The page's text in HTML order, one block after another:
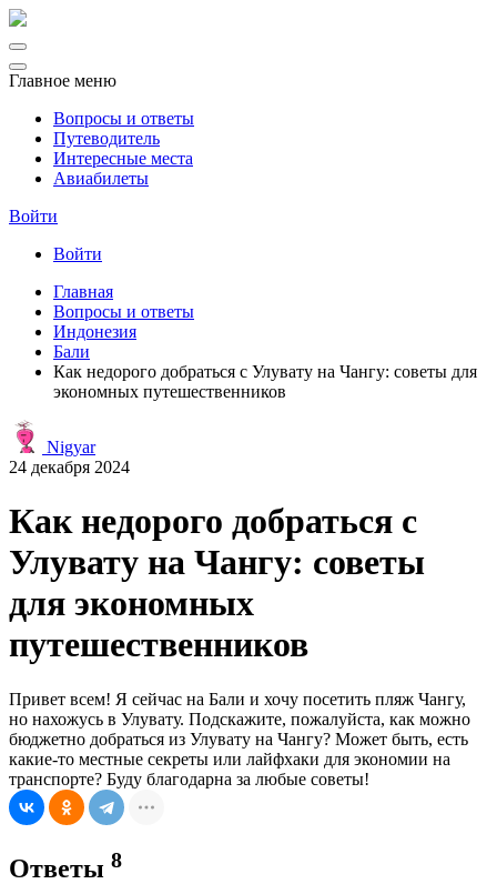
Главное меню
Вопросы и ответы
Путеводитель
Интересные места
Авиабилеты
Войти
Войти
Главная
Вопросы и ответы
Индонезия
Бали
Как недорого добраться с Улувату на Чангу: советы для
экономных путешественников
Nigyar
24 декабря 2024
Как недорого добраться с
Улувату на Чангу: советы
для экономных
путешественников
Привет всем! Я сейчас на Бали и хочу посетить пляж Чангу,
но нахожусь в Улувату. Подскажите, пожалуйста, как можно
бюджетно добраться из Улувату на Чангу? Может быть, есть
какие-то местные секреты или лайфхаки для экономии на
транспорте? Буду благодарна за любые советы!
Ответы 8